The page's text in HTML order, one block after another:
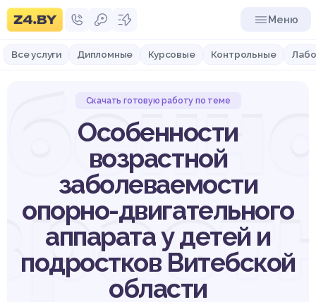
Меню
Все услуги Дипломные Курсовые Контрольные
Скачать готовую работу по теме
Особенности
возрастной
заболеваемости
опорно-двигательного
аппарата у детей и
подростков Витебской
области